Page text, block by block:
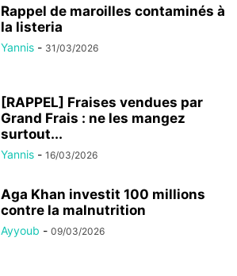
Rappel de maroilles contaminés à
la listeria
Yannis - 31/03/2026
[RAPPEL] Fraises vendues par
Grand Frais : ne les mangez
surtout...
Yannis - 16/03/2026
Aga Khan investit 100 millions
contre la malnutrition
Ayyoub - 09/03/2026